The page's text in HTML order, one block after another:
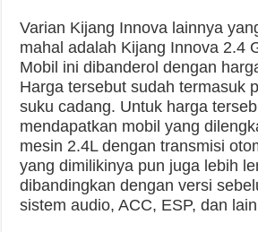
Varian Kijang Innova lainnya
mahal adalah Kijang Innova 2.4
Mobil ini dibanderol dengan
Harga tersebut sudah termasuk
suku cadang. Untuk harga
mendapatkan mobil yang
mesin 2.4L dengan transmisi
yang dimilikinya pun juga lebih
dibandingkan dengan versi
sistem audio, ACC, ESP, dan